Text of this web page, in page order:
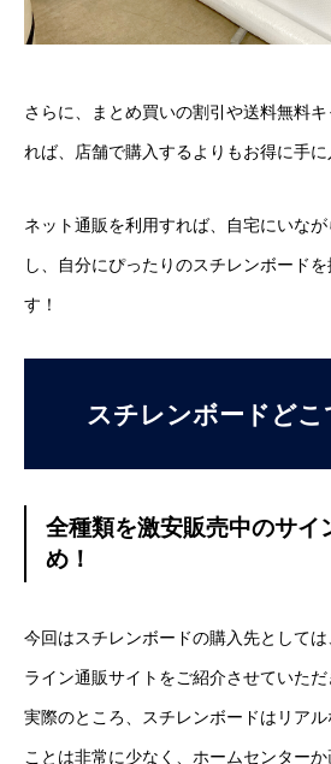
プレート看板
ウィンドウサイン
特注ホワイトボード
さらに、まとめ買いの割引や送料無料
れば、店舗で購入するよりもお得に手
ネット通販を利用すれば、自宅にいな
し、自分にぴったりのスチレンボード
す！
スチレンボードどこ
全種類を激安販売中のサイ
め！
今回はスチレンボードの購入先として
ライン通販サイトをご紹介させていた
実際のところ、スチレンボードはリア
ことは非常に少なく、ホームセンター